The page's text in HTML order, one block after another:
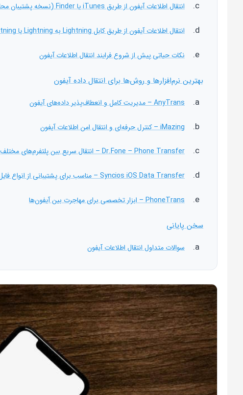
انتقال اطلاعات آیفون از طریق iTunes یا Finder (نسخه پشتیبان محلی)
انتقال اطلاعات آیفون از طریق کابل Lightning به Lightning یا Lightning به USB-C
نکات حیاتی پیش از شروع فرایند انتقال اطلاعات آیفون
بهترین نرم‌افزارها و روش‌ها برای انتقال داده آیفون
AnyTrans – مدیریت کامل و انعطاف‌پذیر داده‌های آیفون
iMazing – کنترل حرفه‌ای و انتقال امن اطلاعات آیفون
Dr.Fone – Phone Transfer – انتقال سریع بین پلتفرم‌های مختلف
Syncios iOS Data Transfer – مناسب برای پشتیبانی از انواع فایل
PhoneTrans – ابزار تخصصی برای مهاجرت بین آیفون‌ها
سخن پایانی
سوالات متداول انتقال اطلاعات آیفون